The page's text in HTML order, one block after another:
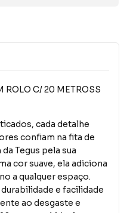
ROLO C/ 20 METROSS
cada detalhe
confiam na fita de
Tegus pela sua
cor suave, ela adiciona
a qualquer espaço.
e facilidade
ao desgaste e